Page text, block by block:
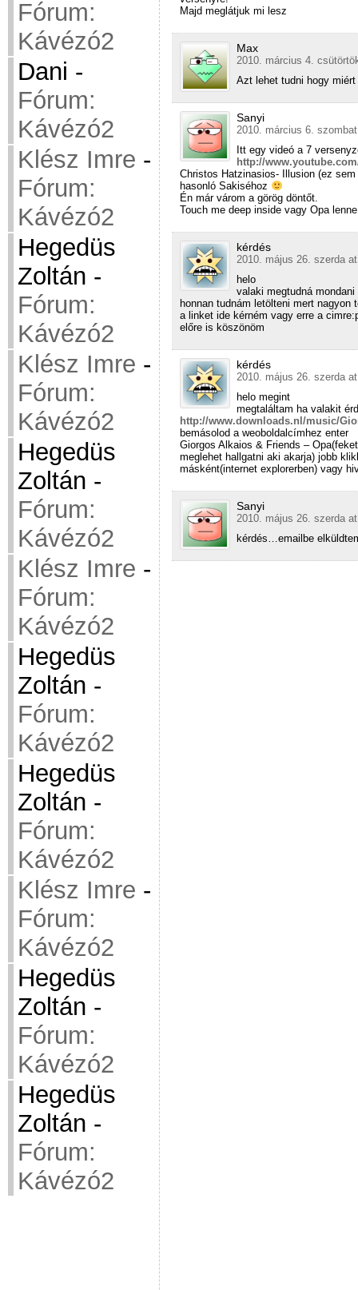
Fórum:
Kávézó2
Dani -
Fórum:
Kávézó2
Klész Imre -
Fórum:
Kávézó2
Hegedüs
Zoltán -
Fórum:
Kávézó2
Klész Imre -
Fórum:
Kávézó2
Hegedüs
Zoltán -
Fórum:
Kávézó2
Klész Imre -
Fórum:
Kávézó2
Hegedüs
Zoltán -
Fórum:
Kávézó2
Hegedüs
Zoltán -
Fórum:
Kávézó2
Klész Imre -
Fórum:
Kávézó2
Hegedüs
Zoltán -
Fórum:
Kávézó2
Hegedüs
Zoltán -
Fórum:
Kávézó2
Majd meglátjuk mi lesz
Max
2010. március 4.
Azt lehet tudni hogy
Sanyi
2010. március 6.
Itt egy videó a 7
http://
Christos Hatzinasios- Illusion (ez
hasonló Sakiséhoz
Én már várom a görög döntőt.
Touch me deep inside vagy Opa
kérdés
2010. május 26. szerda
helo
valaki megtudná
honnan tudnám letölteni mert nagyon
a linket ide kérném vagy erre a
előre is köszönöm
kérdés
2010. május 26. szerda
helo megint
megtaláltam ha valakit
http://www.downloads.nl/music/
bemásolod a weoboldalcímhez enter
Giorgos Alkaios & Friends –
meglehet hallgatni aki akarja) jobb
másként(internet explorerben) vagy
Sanyi
2010. május 26. szerda
kérdés…emailbe